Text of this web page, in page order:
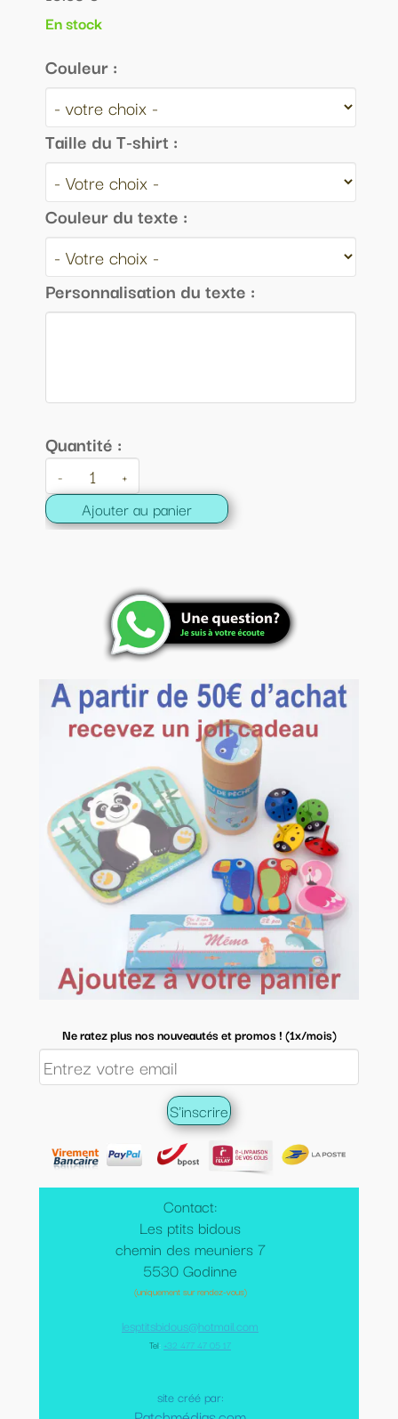
Contact:
Les ptits bidous
chemin des meuniers 7
5530 Godinne
(uniquement sur rendez-vous)
lesptitsbidous@hotmail.com
Tel: +32 477 47 05 17
site créé par:
Ne ratez plus nos nouveautés et promos ! (1x/mois)
En stock
Couleur :
Taille du T-shirt :
Couleur du texte :
Personnalisation du texte :
Quantité :
- +
Ajouter au panier